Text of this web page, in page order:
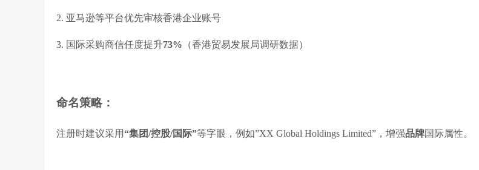
2. 亚马逊等平台优先审核香港企业账号
3. 国际采购商信任度提升73% （香港贸易发展局调研数据）
命名策略 ：
注册时建议采用“集团/控股/国际”等字眼，例如”XX Global Holdings Limited”，增强品牌国际属性。